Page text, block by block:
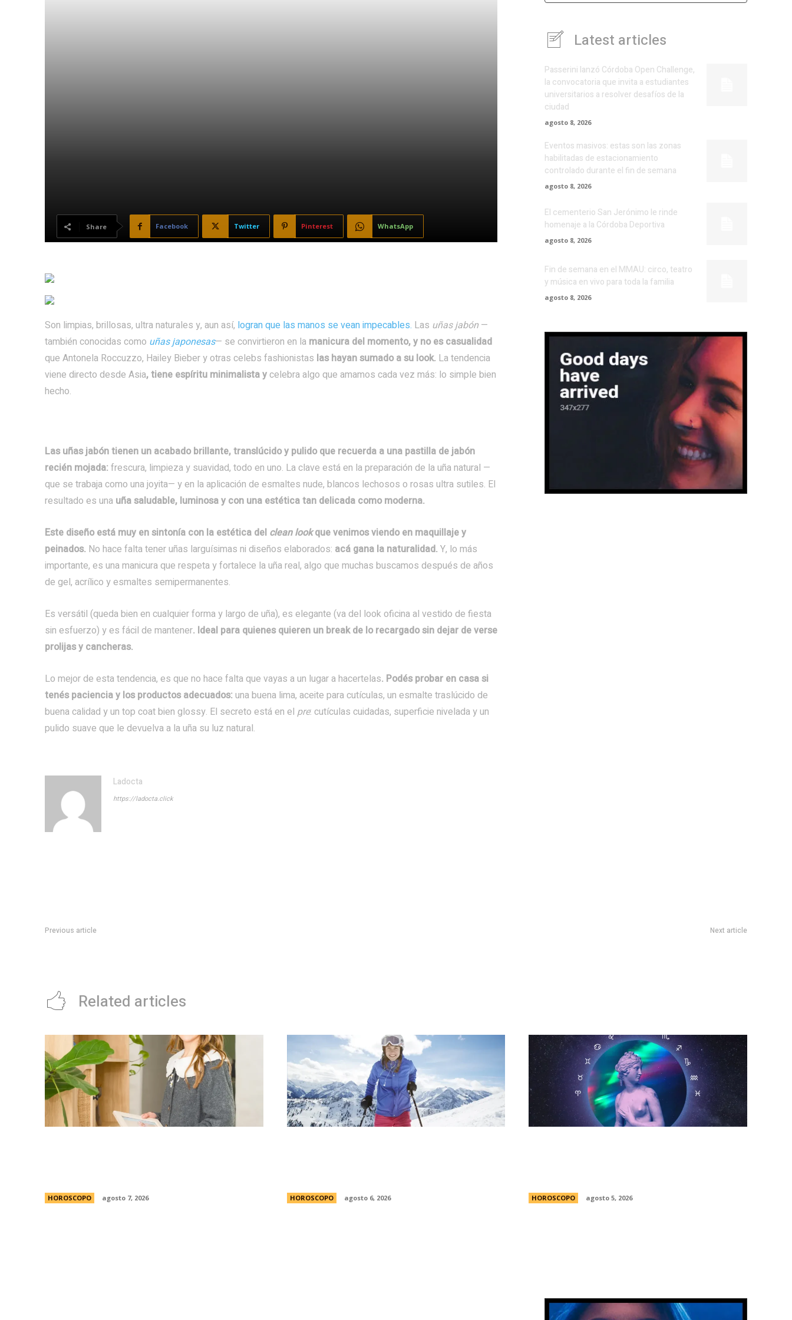
Share Facebook Twitter Pinterest WhatsApp
Son limpias, brillosas, ultra naturales y, aun así, logran que las manos se vean impecables. Las uñas jabón —
también conocidas como uñas japonesas— se convirtieron en la manicura del momento, y no es casualidad
que Antonela Roccuzzo, Hailey Bieber y otras celebs fashionistas las hayan sumado a su look. La tendencia
viene directo desde Asia, tiene espíritu minimalista ycelebra algo que amamos cada vez más: lo simple bien
hecho.
Las uñas jabón tienen un acabado brillante, translúcido y pulido que recuerda a una pastilla de jabón
recién mojada:frescura, limpieza y suavidad, todo en uno. La clave está en la preparación de la uña natural —
que se trabaja como una joyita— y en la aplicación de esmaltes nude, blancos lechosos o rosas ultra sutiles. El
resultado es una uña saludable, luminosa y con una estética tan delicada como moderna.
Este diseño está muy en sintonía con la estética del clean lookque venimos viendo en maquillaje y
peinados. No hace falta tener uñas larguísimas ni diseños elaborados: acá gana la naturalidad. Y, lo más
importante, es una manicura que respeta y fortalece la uña real, algo que muchas buscamos después de años
de gel, acrílico y esmaltes semipermanentes.
Es versátil (queda bien en cualquier forma y largo de uña), es elegante (va del look oficina al vestido de fiesta
sin esfuerzo) y es fácil de mantener. Ideal para quienes quieren un break de lo recargado sin dejar de verse
prolijas y cancheras.
Lo mejor de esta tendencia, es que no hace falta que vayas a un lugar a hacertelas. Podés probar en casa si
tenés paciencia y los productos adecuados:una buena lima, aceite para cutículas, un esmalte traslúcido de
buena calidad y un top coat bien glossy. El secreto está en el pre: cutículas cuidadas, superficie nivelada y un
pulido suave que le devuelva a la uña su luz natural.
Ladocta
https://ladocta.click
Latest articles
Passerini lanzó Córdoba Open Challenge,
la convocatoria que invita a estudiantes
universitarios a resolver desafíos de la
ciudad
agosto 8, 2026
Eventos masivos: estas son las zonas
habilitadas de estacionamiento
controlado durante el fin de semana
agosto 8, 2026
El cementerio San Jerónimo le rinde
homenaje a la Córdoba Deportiva
agosto 8, 2026
Fin de semana en el MMAU: circo, teatro
y música en vivo para toda la familia
agosto 8, 2026
Previous article Next article
Related articles
HOROSCOPO agosto 7, 2026 HOROSCOPO agosto 6, 2026 HOROSCOPO agosto 5, 2026